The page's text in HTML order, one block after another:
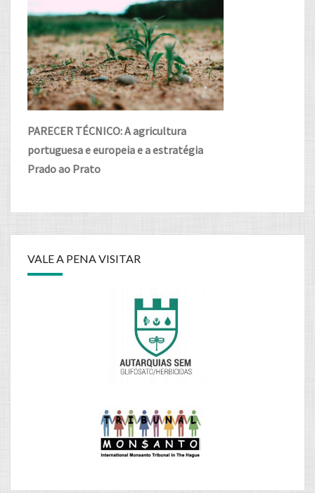
PARECER TÉCNICO: A agricultura
portuguesa e europeia e a estratégia
Prado ao Prato
VALE A PENA VISITAR